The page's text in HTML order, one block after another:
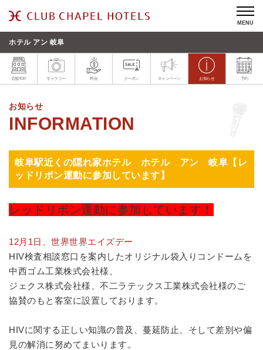
MENU
ホテル アン 岐阜
店舗TOP ギャラリー 料金 クーポン キャンペーン お知らせ 予約
お知らせ
岐阜駅近くの隠れ家ホテル ホテル アン 岐阜【レ
ッドリボン運動に参加しています】
レッドリボン運動に参加しています！
12月1日、世界世界エイズデー
HIV検査相談窓口を案内したオリジナル袋入りコンドームを
中西ゴム工業株式会社様、
ジェクス株式会社様、不二ラテックス工業株式会社様のご
協賛のもと客室に設置しております。
HIVに関する正しい知識の普及、蔓延防止、そして差別や偏
見の解消に努めてまいります。